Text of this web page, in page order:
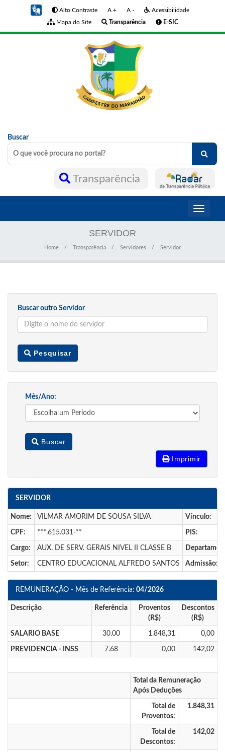
Alto Contraste A + A -
Acessibilidade
Mapa do Site
Transparência E-SIC
Buscar
Transparência
Toggle
SERVIDOR
Home Transparência Servidores Servidor
Buscar outro Servidor
Pesquisar
Mês/Ano:
Buscar
Imprimir
SERVIDOR
Nome: VILMAR AMORIM DE SOUSA SILVA Vínculo:
CPF: ***.615.031-** PIS:
Cargo: AUX. DE SERV. GERAIS NIVEL II CLASSE B
Setor: CENTRO EDUCACIONAL ALFREDO SANTOS Admissão:
REMUNERAÇÃO - Mês de Referência: 04/2026
Descrição Referência
Proventos
(R$)
Descontos
(R$)
SALARIO BASE 30.00 1.848,31 0,00
PREVIDENCIA - INSS 7.68 0,00 142,02
Total da Remuneração
Após Deduções
Total de
Proventos:
1.848,31
Total de
Descontos:
142,02